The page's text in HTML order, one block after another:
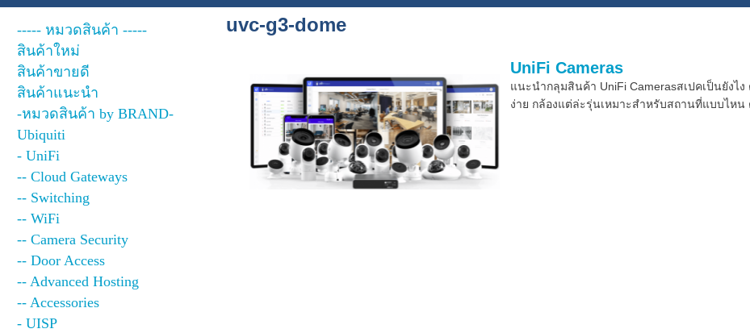
----- หมวดสินค้า -----
สินค้าใหม่
สินค้าขายดี
สินค้าแนะนำ
-หมวดสินค้า by BRAND-
Ubiquiti
- UniFi
-- Cloud Gateways
-- Switching
-- WiFi
-- Camera Security
-- Door Access
-- Advanced Hosting
-- Accessories
- UISP
uvc-g3-dome
UniFi Cameras
แนะนำกลุมสินค้า UniFi Camerasสเปคเป็นยังไ
ง่าย กล้องแต่ล่ะรุ่นเหมาะสำหรับสถานที่แบบไห